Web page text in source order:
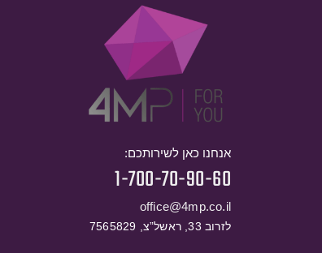
אנחנו כאן לשירותכם:
1-700-70-90-60
office@4mp.co.il
לזרוב 33, ראשל”צ, 7565829